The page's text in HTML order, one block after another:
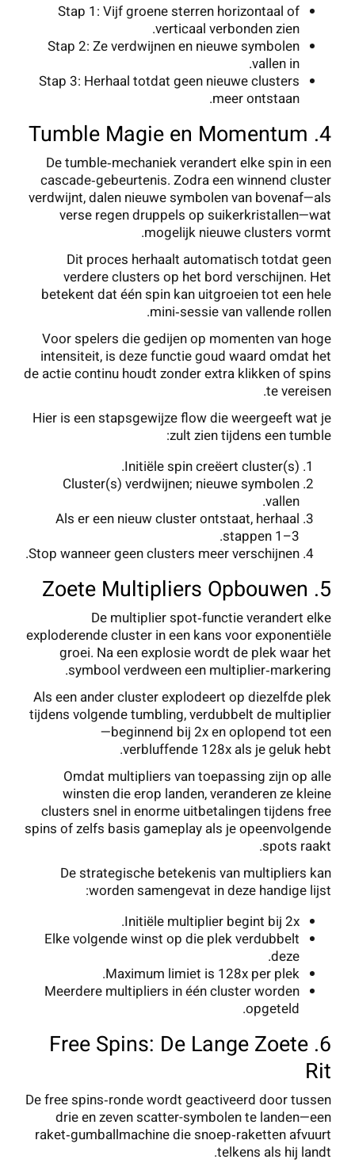
Stap 1: Vijf groene sterren horizontaal of
verticaal verbonden zien.
Stap 2: Ze verdwijnen en nieuwe symbolen
vallen in.
Stap 3: Herhaal totdat geen nieuwe clusters
meer ontstaan.
4. Tumble Magie en Momentum
De tumble‑mechaniek verandert elke spin in een
cascade‑gebeurtenis. Zodra een winnend cluster
verdwijnt, dalen nieuwe symbolen van bovenaf—als
verse regen druppels op suikerkristallen—wat
mogelijk nieuwe clusters vormt.
Dit proces herhaalt automatisch totdat geen
verdere clusters op het bord verschijnen. Het
betekent dat één spin kan uitgroeien tot een hele
mini‑sessie van vallende rollen.
Voor spelers die gedijen op momenten van hoge
intensiteit, is deze functie goud waard omdat het
de actie continu houdt zonder extra klikken of spins
te vereisen.
Hier is een stapsgewijze flow die weergeeft wat je
zult zien tijdens een tumble:
Initiële spin creëert cluster(s).
Cluster(s) verdwijnen; nieuwe symbolen
vallen.
Als er een nieuw cluster ontstaat, herhaal
stappen 1–3.
Stop wanneer geen clusters meer verschijnen.
5. Zoete Multipliers Opbouwen
De multiplier spot‑functie verandert elke
exploderende cluster in een kans voor exponentiële
groei. Na een explosie wordt de plek waar het
symbool verdween een multiplier‑markering.
Als een ander cluster explodeert op diezelfde plek
tijdens volgende tumbling, verdubbelt de multiplier
—beginnend bij 2x en oplopend tot een
verbluffende 128x als je geluk hebt.
Omdat multipliers van toepassing zijn op alle
winsten die erop landen, veranderen ze kleine
clusters snel in enorme uitbetalingen tijdens free
spins of zelfs basis gameplay als je opeenvolgende
spots raakt.
De strategische betekenis van multipliers kan
worden samengevat in deze handige lijst:
Initiële multiplier begint bij 2x.
Elke volgende winst op die plek verdubbelt
deze.
Maximum limiet is 128x per plek.
Meerdere multipliers in één cluster worden
opgeteld.
6. Free Spins: De Lange Zoete
Rit
De free spins‑ronde wordt geactiveerd door tussen
drie en zeven scatter-symbolen te landen—een
raket‑gumballmachine die snoep‑raketten afvuurt
telkens als hij landt.